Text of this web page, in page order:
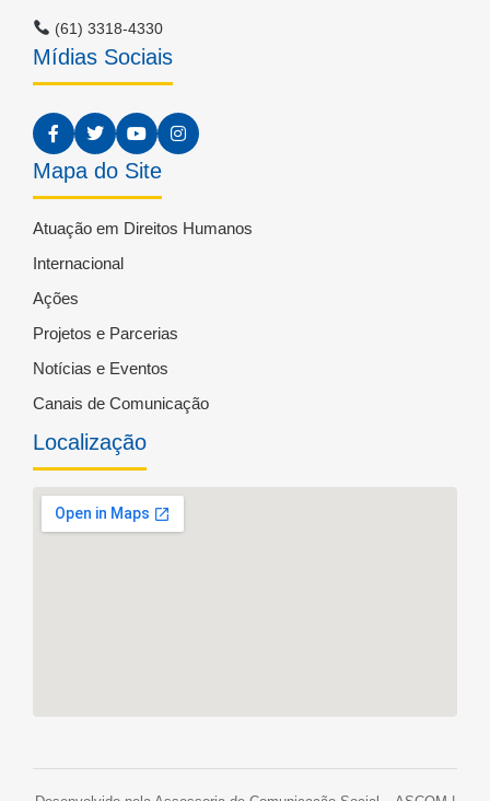
(61) 3318-4330
Mídias Sociais
Mapa do Site
Atuação em Direitos Humanos
Internacional
Ações
Projetos e Parcerias
Notícias e Eventos
Canais de Comunicação
Localização